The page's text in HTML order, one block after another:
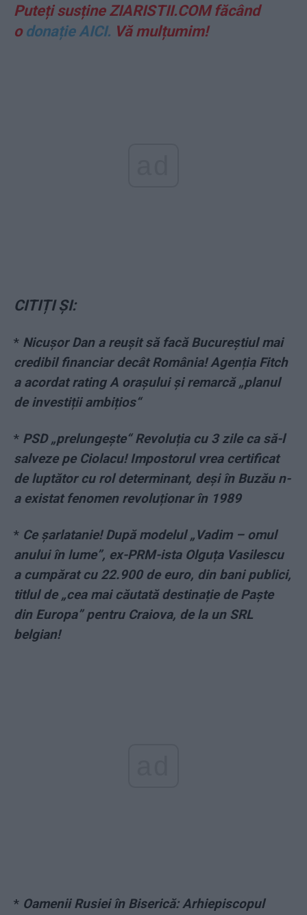
Puteți susține ZIARISTII.COM făcând
o donație AICI. Vă mulțumim!
CITIȚI ȘI:
* Nicușor Dan a reușit să facă Bucureștiul mai
credibil financiar decât România! Agenția Fitch
a acordat rating A orașului și remarcă „planul
de investiții ambițios“
* PSD „prelungește“ Revoluția cu 3 zile ca să-l
salveze pe Ciolacu! Impostorul vrea certificat
de luptător cu rol determinant, deși în Buzău n-
a existat fenomen revoluționar în 1989
* Ce șarlatanie! După modelul „Vadim – omul
anului în lume”, ex-PRM-ista Olguța Vasilescu
a cumpărat cu 22.900 de euro, din bani publici,
titlul de „cea mai căutată destinație de Paște
din Europa” pentru Craiova, de la un SRL
belgian!
* Oamenii Rusiei în Biserică: Arhiepiscopul